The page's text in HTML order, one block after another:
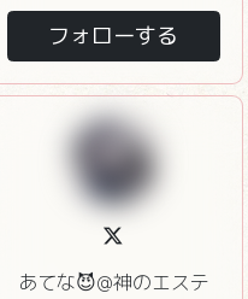
フォローする
あてな😈@神のエステ